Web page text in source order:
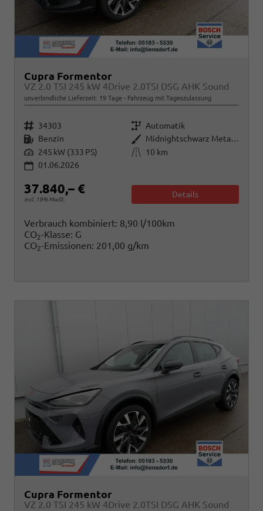
Cupra Formentor
VZ 2.0 TSI 245 kW 4Drive 2.0TSI DSG AHK Sound
unverbindliche Lieferzeit: 19 Tage Fahrzeug mit Tageszulassung
Fahrzeugnr. 34303 Getriebe Automatik
Kraftstoff Benzin Außenfarbe
Midnightschwarz Metallic
Leistung 245 kW (333 PS) Kilometerstand
10 km
01.06.2026
37.840,– €
incl. 19% MwSt.
Details
Verbrauch kombiniert: 8,90 l/100km
CO2-Klasse: G
CO2-Emissionen: 201,00 g/km
Cupra Formentor
VZ 2.0 TSI 245 kW 4Drive 2.0TSI DSG AHK Sound